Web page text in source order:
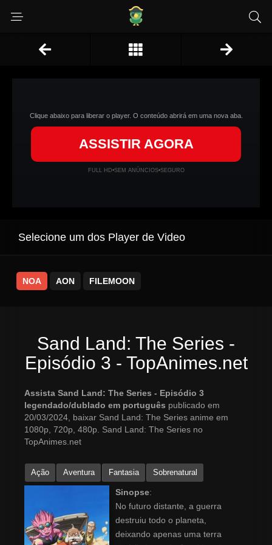
Clique abaixo para liberar o player. O conteúdo abrirá em uma nova aba.
ASSISTIR AGORA
FULL HD•SEM ANÚNCIOS•SEGURO
Selecione um dos Player de Video
NOA AON FILEMOON
Sand Land: The Series -
Episódio 3 - TopAnimes.net
Assista Sand Land: The Series - Episódio 3
legendado/dublado em português publicado em
20/03/2024, baixar Sand Land: The Series anime em
1080p, 720p, 480p. Sand Land: The Series no
TopAnimes.net
Ação Aventura Fantasia Sobrenatural
Sinopse:
No futuro distante, a guerra
destruiu todo o planeta,
deixando apenas uma terra